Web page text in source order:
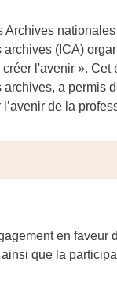
Archives
(ICA)
l'avenir ». Cet
a permis
de la
en faveur
ainsi que la